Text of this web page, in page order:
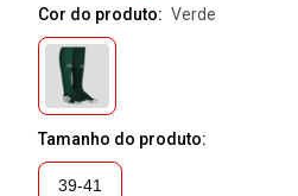
Cor do produto: verde
Tamanho do produto:
39-41